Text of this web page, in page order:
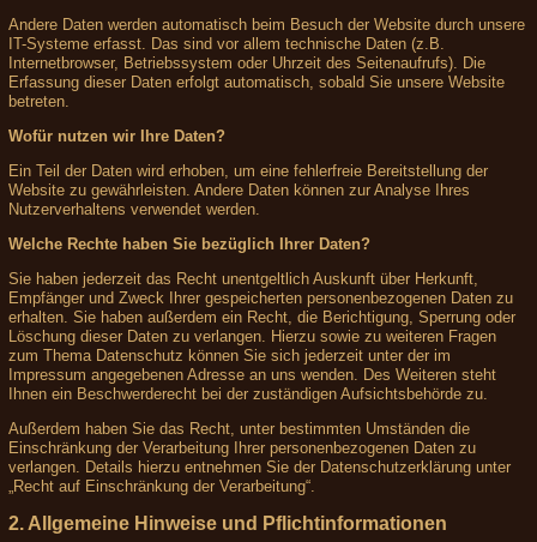
Andere Daten werden automatisch beim Besuch der Website durch unsere
IT-Systeme erfasst. Das sind vor allem technische Daten (z.B.
Internetbrowser, Betriebssystem oder Uhrzeit des Seitenaufrufs). Die
Erfassung dieser Daten erfolgt automatisch, sobald Sie unsere Website
betreten.
Wofür nutzen wir Ihre Daten?
Ein Teil der Daten wird erhoben, um eine fehlerfreie Bereitstellung der
Website zu gewährleisten. Andere Daten können zur Analyse Ihres
Nutzerverhaltens verwendet werden.
Welche Rechte haben Sie bezüglich Ihrer Daten?
Sie haben jederzeit das Recht unentgeltlich Auskunft über Herkunft,
Empfänger und Zweck Ihrer gespeicherten personenbezogenen Daten zu
erhalten. Sie haben außerdem ein Recht, die Berichtigung, Sperrung oder
Löschung dieser Daten zu verlangen. Hierzu sowie zu weiteren Fragen
zum Thema Datenschutz können Sie sich jederzeit unter der im
Impressum angegebenen Adresse an uns wenden. Des Weiteren steht
Ihnen ein Beschwerderecht bei der zuständigen Aufsichtsbehörde zu.
Außerdem haben Sie das Recht, unter bestimmten Umständen die
Einschränkung der Verarbeitung Ihrer personenbezogenen Daten zu
verlangen. Details hierzu entnehmen Sie der Datenschutzerklärung unter
„Recht auf Einschränkung der Verarbeitung“.
2. Allgemeine Hinweise und Pflichtinformationen